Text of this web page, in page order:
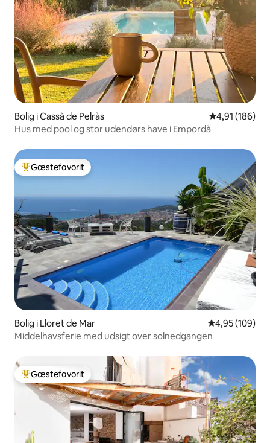
Bolig i Cassà de Pelràs 4,91 ud af 5 i
4,91 (186)
Hus med pool og stor udendørs have i Empordà
Bedste gæstefavorit
Gæstefavorit
Bolig i Lloret de Mar 4,95 ud af 5 i
4,95 (109)
Middelhavsferie med udsigt over solnedgangen
Bedste gæstefavorit
Gæstefavorit